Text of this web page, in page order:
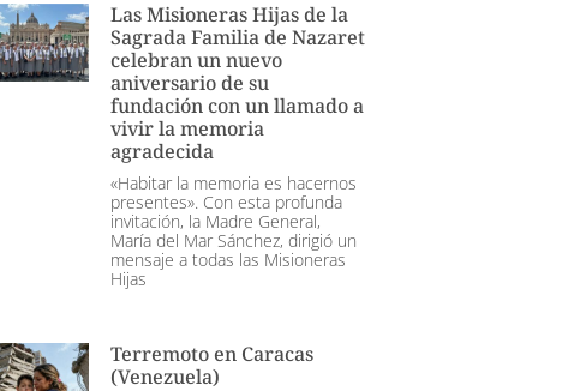
Las Misioneras Hijas de la
Sagrada Familia de Nazaret
celebran un nuevo
aniversario de su
fundación con un llamado a
vivir la memoria
agradecida
«Habitar la memoria es hacernos
presentes». Con esta profunda
invitación, la Madre General,
María del Mar Sánchez, dirigió un
mensaje a todas las Misioneras
Hijas
Terremoto en Caracas
(Venezuela)